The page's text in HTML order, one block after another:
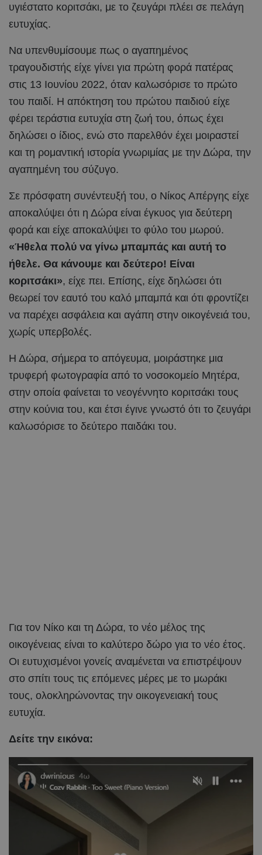
υγιέστατο κοριτσάκι, με το ζευγάρι πλέει σε πελάγη
ευτυχίας.
Να υπενθυμίσουμε πως ο αγαπημένος
τραγουδιστής είχε γίνει για πρώτη φορά πατέρας
στις 13 Ιουνίου 2022, όταν καλωσόρισε το πρώτο
του παιδί. Η απόκτηση του πρώτου παιδιού είχε
φέρει τεράστια ευτυχία στη ζωή του, όπως έχει
δηλώσει ο ίδιος, ενώ στο παρελθόν έχει μοιραστεί
και τη ρομαντική ιστορία γνωριμίας με την Δώρα, την
αγαπημένη του σύζυγο.
Σε πρόσφατη συνέντευξή του, ο Νίκος Απέργης είχε
αποκαλύψει ότι η Δώρα είναι έγκυος για δεύτερη
φορά και είχε αποκαλύψει το φύλο του μωρού.
«Ήθελα πολύ να γίνω μπαμπάς και αυτή το
ήθελε. Θα κάνουμε και δεύτερο! Είναι
κοριτσάκι», είχε πει. Επίσης, είχε δηλώσει ότι
θεωρεί τον εαυτό του καλό μπαμπά και ότι φροντίζει
να παρέχει ασφάλεια και αγάπη στην οικογένειά του,
χωρίς υπερβολές.
Η Δώρα, σήμερα το απόγευμα, μοιράστηκε μια
τρυφερή φωτογραφία από το νοσοκομείο Μητέρα,
στην οποία φαίνεται το νεογέννητο κοριτσάκι τους
στην κούνια του, και έτσι έγινε γνωστό ότι το ζευγάρι
καλωσόρισε το δεύτερο παιδάκι του.
Για τον Νίκο και τη Δώρα, το νέο μέλος της
οικογένειας είναι το καλύτερο δώρο για το νέο έτος.
Οι ευτυχισμένοι γονείς αναμένεται να επιστρέψουν
στο σπίτι τους τις επόμενες μέρες με το μωράκι
τους, ολοκληρώνοντας την οικογενειακή τους
ευτυχία.
Δείτε την εικόνα: